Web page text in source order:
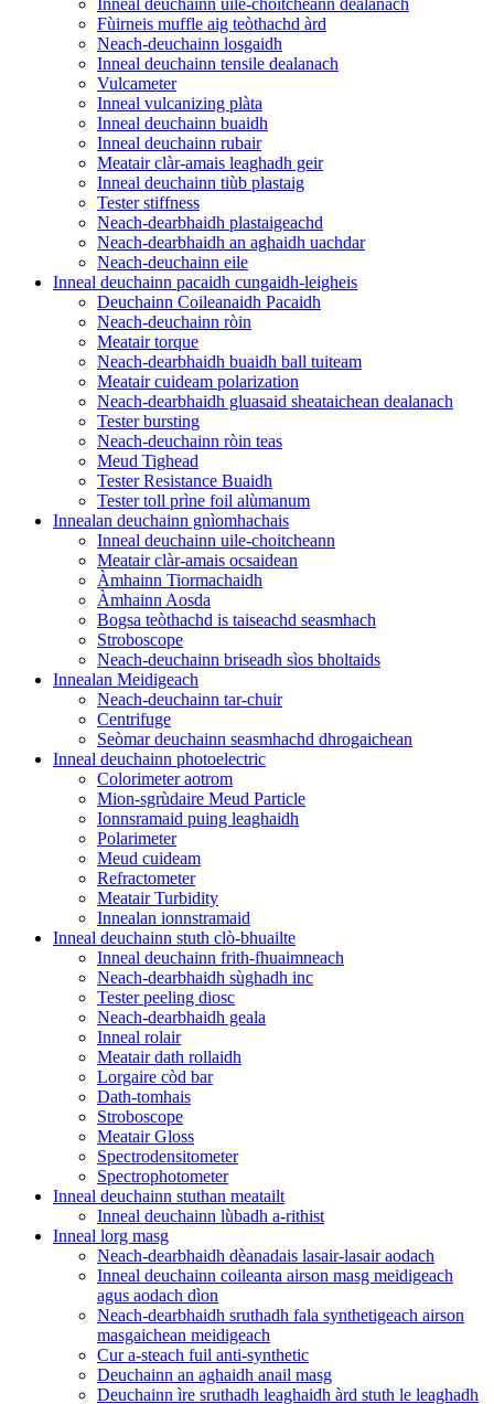
Fùirneis muffle aig teòthachd àrd
Neach-deuchainn losgaidh
Inneal deuchainn tensile dealanach
Vulcameter
Inneal vulcanizing plàta
Inneal deuchainn buaidh
Inneal deuchainn rubair
Meatair clàr-amais leaghadh geir
Inneal deuchainn tiùb plastaig
Tester stiffness
Neach-dearbhaidh plastaigeachd
Neach-dearbhaidh an aghaidh uachdar
Neach-deuchainn eile
Inneal deuchainn pacaidh cungaidh-leigheis
Deuchainn Coileanaidh Pacaidh
Neach-deuchainn ròin
Meatair torque
Neach-dearbhaidh buaidh ball tuiteam
Meatair cuideam polarization
Neach-dearbhaidh gluasaid sheataichean dealanach
Tester bursting
Neach-deuchainn ròin teas
Meud Tighead
Tester Resistance Buaidh
Tester toll prìne foil alùmanum
Innealan deuchainn gnìomhachais
Inneal deuchainn uile-choitcheann
Meatair clàr-amais ocsaidean
Àmhainn Tiormachaidh
Àmhainn Aosda
Bogsa teòthachd is taiseachd seasmhach
Stroboscope
Neach-deuchainn briseadh sìos bholtaids
Innealan Meidigeach
Neach-deuchainn tar-chuir
Centrifuge
Seòmar deuchainn seasmhachd dhrogaichean
Inneal deuchainn photoelectric
Colorimeter aotrom
Mion-sgrùdaire Meud Particle
Ionnsramaid puing leaghaidh
Polarimeter
Meud cuideam
Refractometer
Meatair Turbidity
Innealan ionnstramaid
Inneal deuchainn stuth clò-bhuailte
Inneal deuchainn frith-fhuaimneach
Neach-dearbhaidh sùghadh inc
Tester peeling diosc
Neach-dearbhaidh geala
Inneal rolair
Meatair dath rollaidh
Lorgaire còd bar
Dath-tomhais
Stroboscope
Meatair Gloss
Spectrodensitometer
Spectrophotometer
Inneal deuchainn stuthan meatailt
Inneal deuchainn lùbadh a-rithist
Inneal lorg masg
Neach-dearbhaidh dèanadais lasair-lasair aodach
Inneal deuchainn coileanta airson masg meidigeach
agus aodach dìon
Neach-dearbhaidh sruthadh fala synthetigeach airson
masgaichean meidigeach
Cur a-steach fuil anti-synthetic
Deuchainn an aghaidh anail masg
Deuchainn ìre sruthadh leaghaidh àrd stuth le leaghadh